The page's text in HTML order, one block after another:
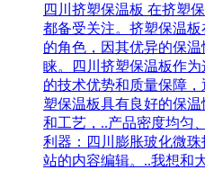
四川挤塑保温板 在挤塑
都备受关注。挤塑保温
的角色，因其优异的保
睐。四川挤塑保温板作
的技术优势和质量保障
塑保温板具有良好的保
和工艺，..产品密度均匀
利器：四川膨胀玻化微珠
站的内容编辑。..我想和